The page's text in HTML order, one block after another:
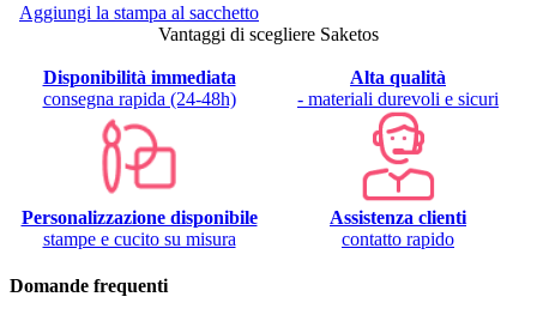
Aggiungi la stampa al sacchetto
Vantaggi di scegliere Saketos
Disponibilità immediata
consegna rapida (24-48h)
Alta qualità
- materiali durevoli e sicuri
Personalizzazione disponibile
stampe e cucito su misura
Assistenza clienti
contatto rapido
Domande frequenti